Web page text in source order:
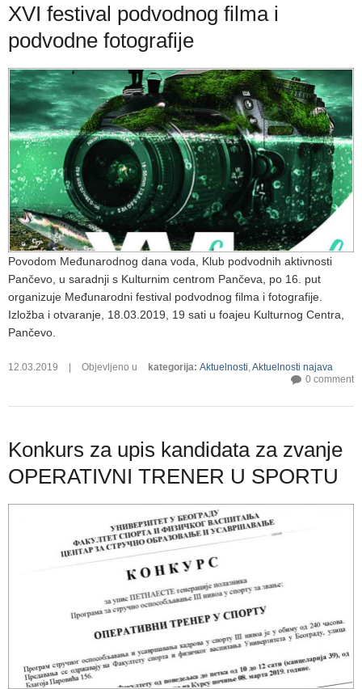
XVI festival podvodnog filma i
podvodne fotografije
Povodom Međunarodnog dana voda, Klub podvodnih aktivnosti
Pančevo, u saradnji s Kulturnim centrom Pančeva, po 16. put
organizuje Međunarodni festival podvodnog filma i fotografije.
Izložba i otvaranje, 18.03.2019, 19 sati u foajeu Kulturnog Centra,
Pančevo.
12.03.2019 Objevljeno u kategorija: Aktuelnosti,Aktuelnosti najava
0 comment
Konkurs za upis kandidata za zvanje
OPERATIVNI TRENER U SPORTU